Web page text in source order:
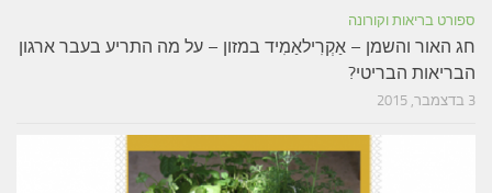
ספורט בריאות וקורונה
חג האור והשמן – אַקְרִילאַמִיד במזון – על מה התריע בעבר ארגון
הבריאות הבריטי?
3 בדצמבר, 2015